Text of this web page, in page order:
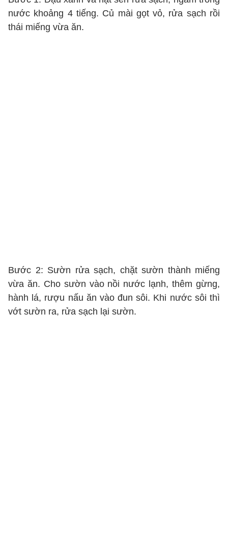
nước khoảng 4 tiếng. Củ mài gọt vỏ, rửa sạch rồi
thái miếng vừa ăn.
Bước 2: Sườn rửa sạch, chặt sườn thành miếng
vừa ăn. Cho sườn vào nồi nước lạnh, thêm gừng,
hành lá, rượu nấu ăn vào đun sôi. Khi nước sôi thì
vớt sườn ra, rửa sạch lại sườn.